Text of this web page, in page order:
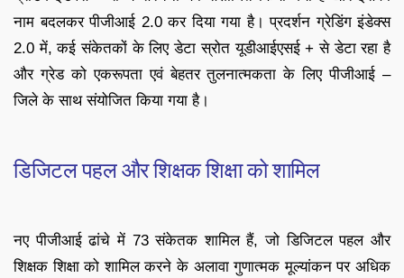
नाम बदलकर पीजीआई 2.0 कर दिया गया है। प्रदर्शन ग्रेडिंग इंडेक्स
2.0 में, कई संकेतकों के लिए डेटा स्रोत यूडीआईएसई + से डेटा रहा है
और ग्रेड को एकरूपता एवं बेहतर तुलनात्मकता के लिए पीजीआई –
जिले के साथ संयोजित किया गया है।
डिजिटल पहल और शिक्षक शिक्षा को शामिल
नए पीजीआई ढांचे में 73 संकेतक शामिल हैं, जो डिजिटल पहल और
शिक्षक शिक्षा को शामिल करने के अलावा गुणात्मक मूल्यांकन पर अधिक